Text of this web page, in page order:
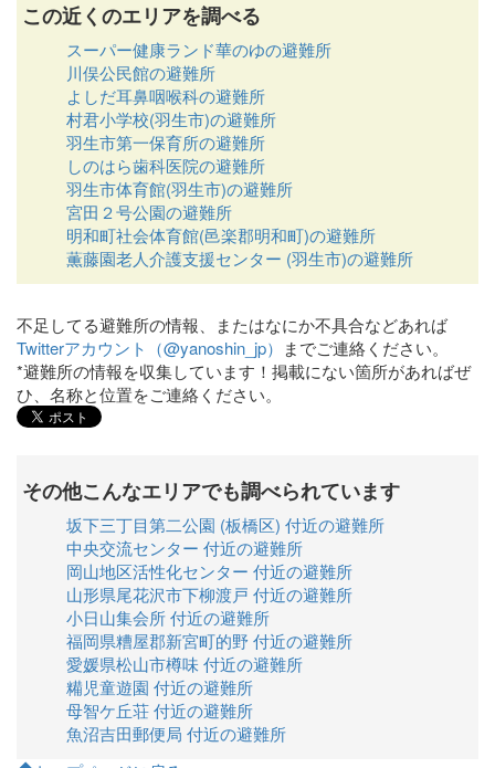
この近くのエリアを調べる
スーパー健康ランド華のゆの避難所
川俣公民館の避難所
よしだ耳鼻咽喉科の避難所
村君小学校(羽生市)の避難所
羽生市第一保育所の避難所
しのはら歯科医院の避難所
羽生市体育館(羽生市)の避難所
宮田２号公園の避難所
明和町社会体育館(邑楽郡明和町)の避難所
薫藤園老人介護支援センター (羽生市)の避難所
不足してる避難所の情報、またはなにか不具合などあれば
Twitterアカウント（@yanoshin_jp） までご連絡ください。
*避難所の情報を収集しています！掲載にない箇所があればぜ
ひ、名称と位置をご連絡ください。
その他こんなエリアでも調べられています
坂下三丁目第二公園 (板橋区) 付近の避難所
中央交流センター 付近の避難所
岡山地区活性化センター 付近の避難所
山形県尾花沢市下柳渡戸 付近の避難所
小日山集会所 付近の避難所
福岡県糟屋郡新宮町的野 付近の避難所
愛媛県松山市樽味 付近の避難所
糒児童遊園 付近の避難所
母智ケ丘荘 付近の避難所
魚沼吉田郵便局 付近の避難所